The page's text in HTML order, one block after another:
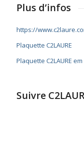
Plus d’infos
https://
Plaquette C2LAURE
Plaquette C2LAURE
Suivre